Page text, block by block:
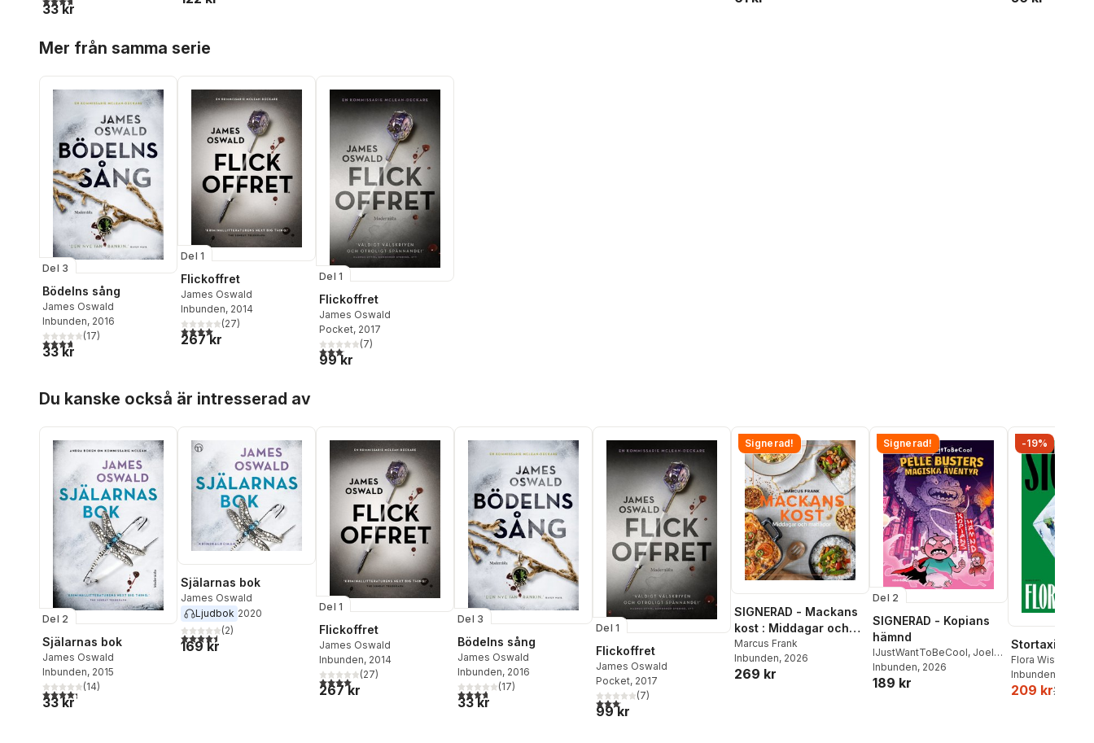
33 kr
Mer från samma serie
Del 3
Bödelns sång
James Oswald
Inbunden, 2016
3,7utav 5 stjärnor. Totalt antal röster:
(17)
33 kr
Del 1
Flickoffret
James Oswald
Inbunden, 2014
4,0utav 5 stjärnor. Totalt antal röster:
(27)
267 kr
Del 1
Flickoffret
James Oswald
Pocket, 2017
3,1utav 5 stjärnor. Totalt antal röster:
(7)
99 kr
Du kanske också är intresserad av
Del 2
Själarnas bok
James Oswald
Inbunden, 2015
4,3utav 5 stjärnor. Totalt antal röster:
(14)
33 kr
Själarnas bok
James Oswald
Ljudbok 2020
4,5utav 5 stjärnor. Totalt antal röster:
(2)
169 kr
Del 1
Flickoffret
James Oswald
Inbunden, 2014
4,0utav 5 stjärnor. Totalt antal röster:
(27)
267 kr
Del 3
Bödelns sång
James Oswald
Inbunden, 2016
3,7utav 5 stjärnor. Totalt antal röster:
(17)
33 kr
Del 1
Flickoffret
James Oswald
Pocket, 2017
3,1utav 5 stjärnor. Totalt antal röster:
(7)
99 kr
Signerad!
SIGNERAD - Mackans
kost : Middagar och
matlådor
Marcus Frank
Inbunden, 2026
269 kr
Signerad!
Del 2
SIGNERAD - Kopians
hämnd
IJustWantToBeCool, Joel
Adolphson,Emil Ejdemo
Beer ,Victor Beer
Inbunden, 2026
189 kr
-19%
Stortaxi
Flora Wiström
Inbunden
209 kr259 kr